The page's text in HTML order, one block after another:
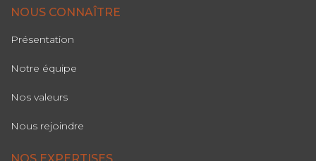
NOUS CONNAÎTRE
Présentation
Notre équipe
Nos valeurs
Nous rejoindre